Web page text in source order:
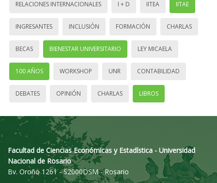
RELACIONES INTERNACIONALES I + D IITEA IITAE
INGRESANTES INCLUSIÓN FORMACIÓN CHARLAS
BECAS BIENESTAR UNIVERSITARIO LEY MICAELA
100 AÑOS WORKSHOP UNR CONTABILIDAD
DEBATES OPINIÓN CHARLAS LIBROS
Facultad de Ciencias Económicas y Estadística - Universidad
Nacional de Rosario
Bv. Oroño 1261 - S2000DSM - Rosario